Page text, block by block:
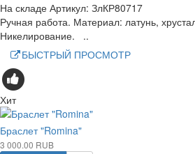
На складе Артикул: ЗлКР80717
Ручная работа. Материал: латунь,
Никелирование. ..
БЫСТРЫЙ ПРОСМОТР
Хит
Браслет "Romina"
3 000.00 RUB